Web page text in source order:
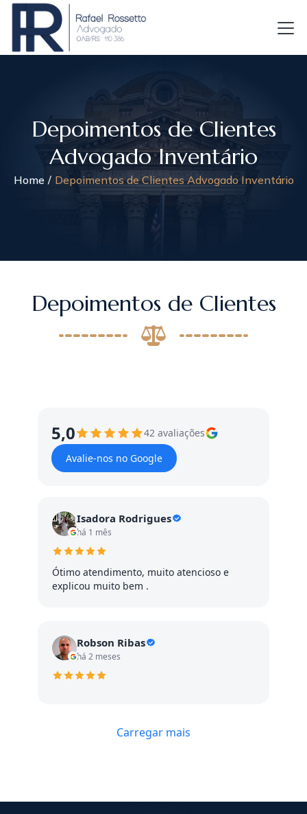
Depoimentos de Clientes
Advogado Inventário
Home Depoimentos de Clientes Advogado Inventário
Depoimentos de Clientes
5,0
42 avaliações
Avalie-nos no Google
Isadora Rodrigues
há 1 mês
Ótimo atendimento, muito atencioso e
explicou muito bem .
Robson Ribas
há 2 meses
Carregar mais